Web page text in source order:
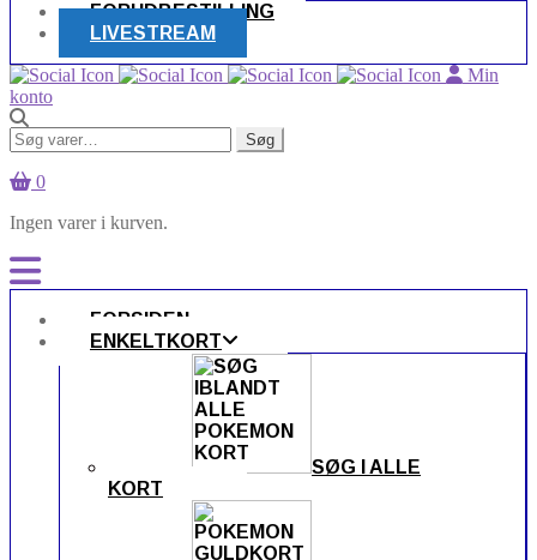
FORUDBESTILLING
LIVESTREAM
Min
konto
Søg
efter:
Søg
0
Ingen varer i kurven.
FORSIDEN
ENKELTKORT
SØG I ALLE
KORT